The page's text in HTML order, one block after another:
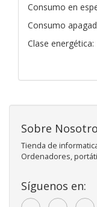
Consumo en
Consumo
Clase energética:
Sobre
Tienda de
Ordenadores,
Síguenos en: